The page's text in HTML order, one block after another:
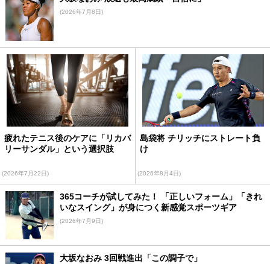
(2026年7月8日)
疲れたテニス後のケアに「リカバ
リーサンダル」という選択肢
(2026年7月22日)
島袋将 チリッチにストレート負
け
(2026年8月4日)
365コーチが試してみた！ 「正しいフォーム」「きれ
いなスイング」が身につく新感覚スポーツギア
(2026年7月9日)
大坂なおみ 3回戦進出「この調子で」